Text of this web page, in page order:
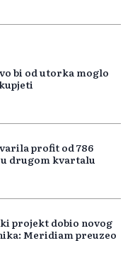
bi od utorka moglo
profit od 786
drugom kvartalu
projekt dobio novog
Meridiam preuzeo